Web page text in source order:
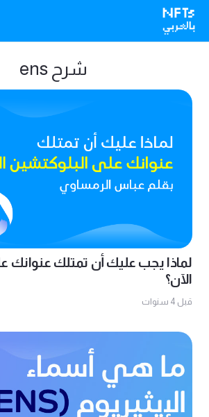
شرح ens
لماذا يجب عليك أن تمتلك عنوانك
الآن؟
قبل 4 سنوات